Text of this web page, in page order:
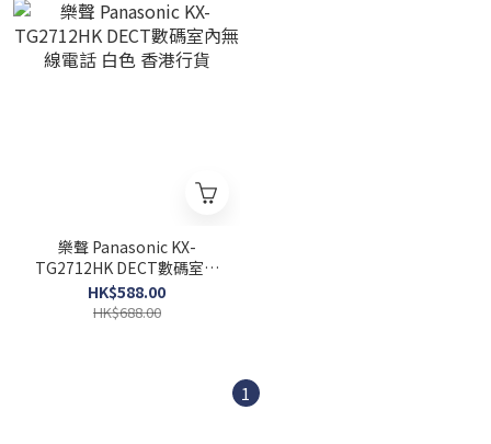
樂聲 Panasonic KX-
TG2712HK DECT數碼室內
無線電話 白色 香港行貨
HK$588.00
HK$688.00
1